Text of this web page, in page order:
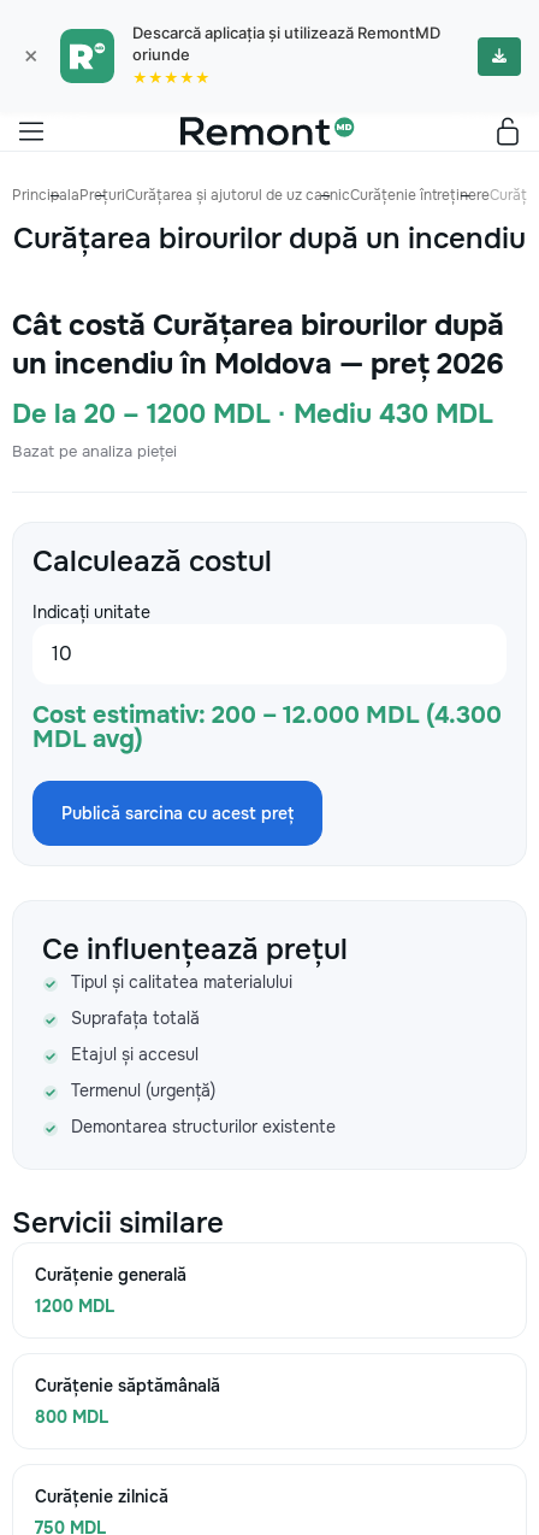
×
Descarcă aplicația și utilizează RemontMD
oriunde
★★★★★
PrincipalaPrețuriCurățarea și ajutorul de uz casnicCurățenie întreținere
Curățarea birourilor după un incendiu
Cât costă Curățarea birourilor după
un incendiu în Moldova — preț 2026
De la 20 – 1200 MDL · Mediu 430 MDL
Bazat pe analiza pieței
Calculează costul
Indicați unitate
Cost estimativ: 200 – 12.000 MDL (4.300
MDL avg)
Publică sarcina cu acest preț
Ce influențează prețul
Tipul și calitatea materialului
Suprafața totală
Etajul și accesul
Termenul (urgență)
Demontarea structurilor existente
Servicii similare
Curățenie generală
1200 MDL
Curățenie săptămânală
800 MDL
Curățenie zilnică
750 MDL